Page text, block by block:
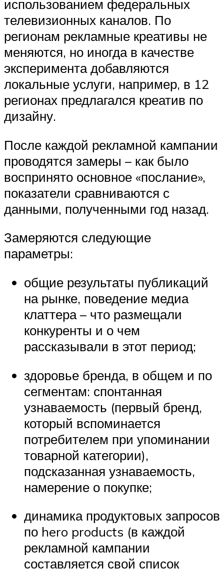
использованием федеральных
телевизионных каналов. По
регионам рекламные креативы не
меняются, но иногда в качестве
эксперимента добавляются
локальные услуги, например, в 12
регионах предлагался креатив по
дизайну.
После каждой рекламной кампании
проводятся замеры – как было
воспринято основное «послание»,
показатели сравниваются с
данными, полученными год назад.
Замеряются следующие
параметры:
общие результаты публикаций
на рынке, поведение медиа
клаттера – что размещали
конкуренты и о чем
рассказывали в этот период;
здоровье бренда, в общем и по
сегментам: спонтанная
узнаваемость (первый бренд,
который вспоминается
потребителем при упоминании
товарной категории),
подсказанная узнаваемость,
намерение о покупке;
динамика продуктовых запросов
по hero products (в каждой
рекламной кампании
составляется свой список